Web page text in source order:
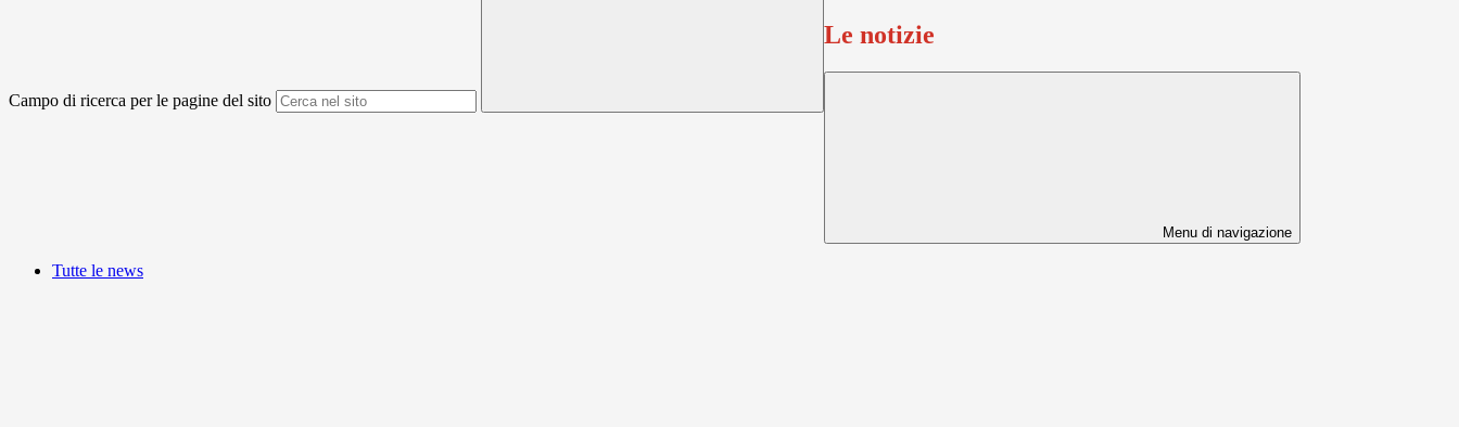
Campo di ricerca per le pagine del sito
Le notizie
Menu di navigazione
Tutte le news